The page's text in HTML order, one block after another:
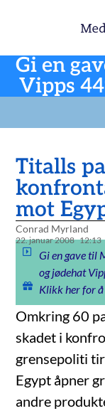
Gi en
Vipps
Titalls
mot
Conrad Myrland
22. januar 2008 12:13
Gi en gave til
og jødehat
Klikk her for
Omkring 60
skadet i
grensepoliti
Egypt åpner
andre